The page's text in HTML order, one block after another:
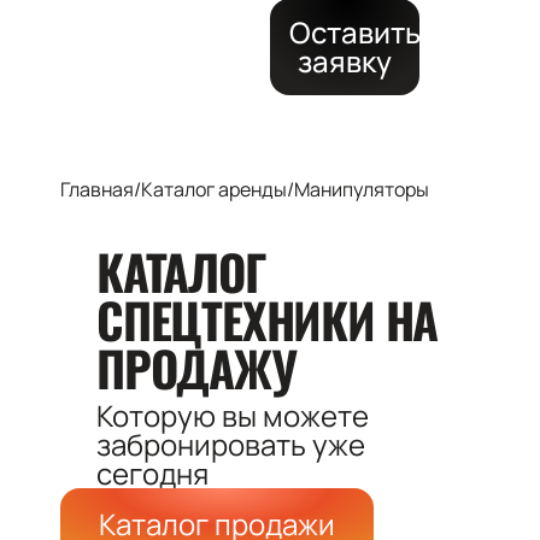
Оставить
заявку
Главная/Каталог аренды/Манипуляторы
КАТАЛОГ
СПЕЦТЕХНИКИ НА
ПРОДАЖУ
Которую вы можете
забронироватьуже
сегодня
Каталог продажи